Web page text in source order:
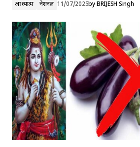
आध्यात्म नेशनल 11/07/2025byBRIJESH Singh